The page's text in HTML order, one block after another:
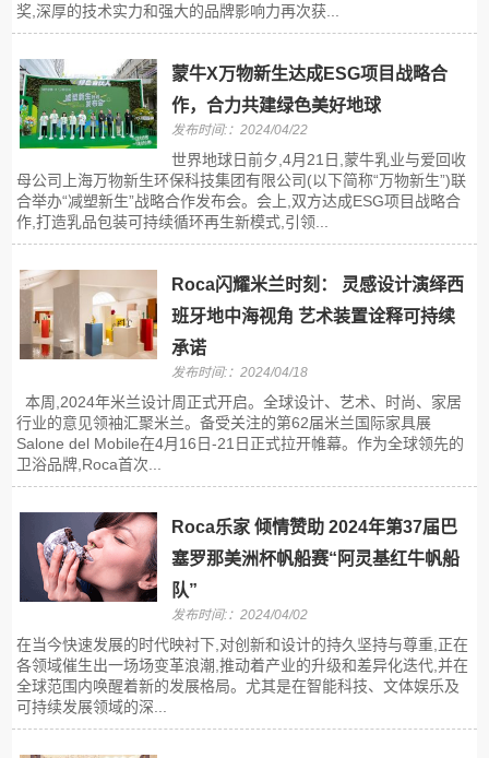
奖,深厚的技术实力和强大的品牌影响力再次获...
蒙牛X万物新生达成ESG项目战略合
作，合力共建绿色美好地球
发布时间:：2024/04/22
世界地球日前夕,4月21日,蒙牛乳业与爱回收
母公司上海万物新生环保科技集团有限公司(以下简称“万物新生”)联
合举办“减塑新生”战略合作发布会。会上,双方达成ESG项目战略合
作,打造乳品包装可持续循环再生新模式,引领...
Roca闪耀米兰时刻： 灵感设计演绎西
班牙地中海视角 艺术装置诠释可持续
承诺
发布时间:：2024/04/18
本周,2024年米兰设计周正式开启。全球设计、艺术、时尚、家居
行业的意见领袖汇聚米兰。备受关注的第62届米兰国际家具展
Salone del Mobile在4月16日-21日正式拉开帷幕。作为全球领先的
卫浴品牌,Roca首次...
Roca乐家 倾情赞助 2024年第37届巴
塞罗那美洲杯帆船赛“阿灵基红牛帆船
队”
发布时间:：2024/04/02
在当今快速发展的时代映衬下,对创新和设计的持久坚持与尊重,正在
各领域催生出一场场变革浪潮,推动着产业的升级和差异化迭代,并在
全球范围内唤醒着新的发展格局。尤其是在智能科技、文体娱乐及
可持续发展领域的深...